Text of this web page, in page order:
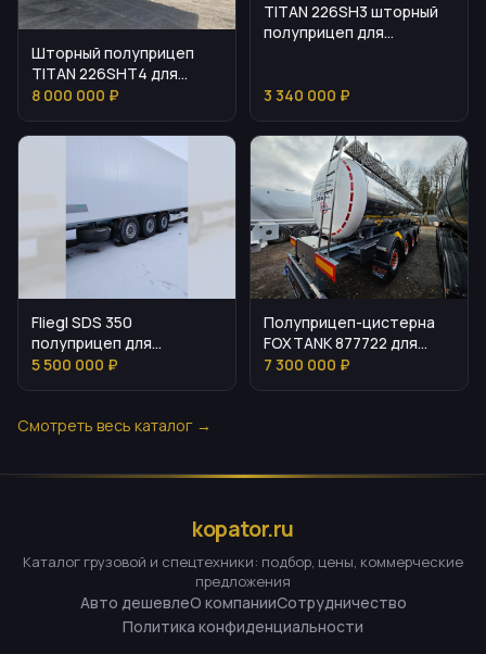
Шторный полуприцеп
TITAN 226SHT4 для
грузовых перевозок
8 000 000 ₽
TITAN 226SH3 шторный
полуприцеп для
3 340 000 ₽
Fliegl SDS 350
полуприцеп для
перевозки
5 500 000 ₽
Полуприцеп-цистерна
FOXTANK 877722 для
перевозки жидких грузов
7 300 000 ₽
Смотреть весь каталог →
kopator.ru
Каталог грузовой и спецтехники: подбор, цены, коммерческие
предложения
Авто дешевлеО компанииСотрудничество
Политика конфиденциальности